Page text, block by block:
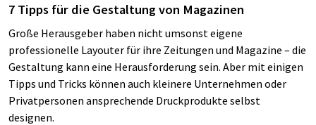
7 Tipps für die Gestaltung von Magazinen
Große Herausgeber haben nicht umsonst eigene
professionelle Layouter für ihre Zeitungen und Magazine – die
Gestaltung kann eine Herausforderung sein. Aber mit einigen
Tipps und Tricks können auch kleinere Unternehmen oder
Privatpersonen ansprechende Druckprodukte selbst
designen.